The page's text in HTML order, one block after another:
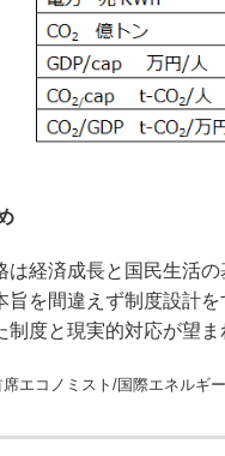
経済成長と国民生活の
旨を間違えず制度設計
制度と現実的対応が望ま
席エコノミスト/国際エネルギ